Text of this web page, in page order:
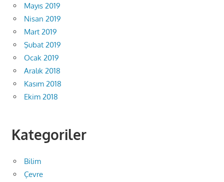
Mayıs 2019
Nisan 2019
Mart 2019
Şubat 2019
Ocak 2019
Aralık 2018
Kasım 2018
Ekim 2018
Kategoriler
Bilim
Çevre